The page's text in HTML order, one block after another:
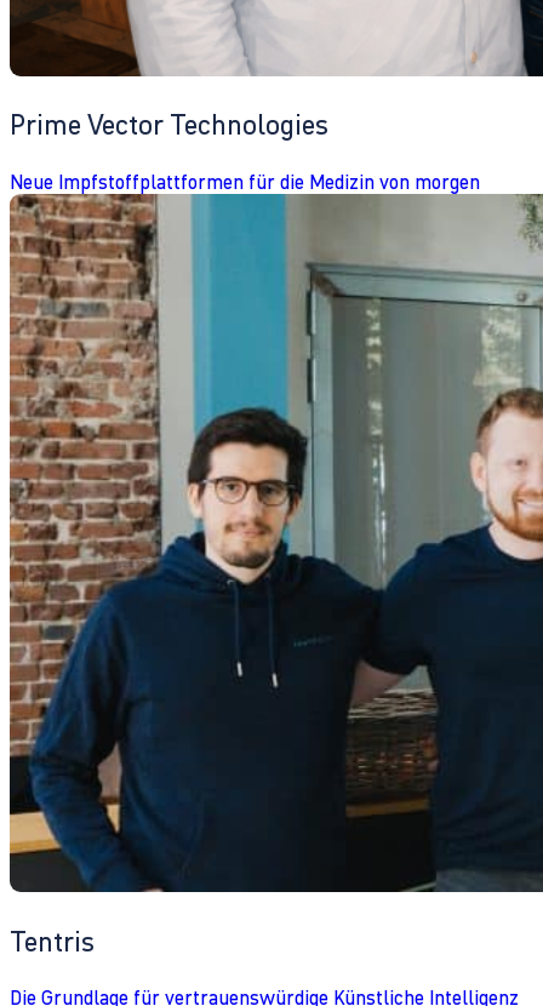
Prime Vector Technologies
Neue Impfstoffplattformen für die Medizin von morgen
Tentris
Die Grundlage für vertrauenswürdige Künstliche Intelligenz